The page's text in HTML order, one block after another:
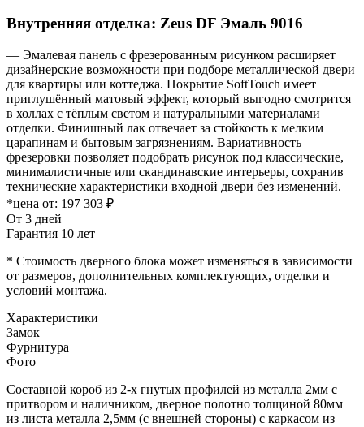
Внутренняя отделка: Zeus DF Эмаль 9016
— Эмалевая панель с фрезерованным рисунком расширяет
дизайнерские возможности при подборе металлической двери
для квартиры или коттеджа. Покрытие SoftTouch имеет
приглушённый матовый эффект, который выгодно смотрится
в холлах с тёплым светом и натуральными материалами
отделки. Финишный лак отвечает за стойкость к мелким
царапинам и бытовым загрязнениям. Вариативность
фрезеровки позволяет подобрать рисунок под классические,
минималистичные или скандинавские интерьеры, сохранив
технические характеристики входной двери без изменений.
*цена от: 197 303 ₽
От 3 дней
Гарантия 10 лет
* Стоимость дверного блока может изменяться в зависимости
от размеров, дополнительных комплектующих, отделки и
условий монтажа.
Характеристики
Замок
Фурнитура
Фото
Составной короб из 2-х гнутых профилей из металла 2мм с
притвором и наличником, дверное полотно толщиной 80мм
из листа металла 2,5мм (с внешней стороны) c каркасом из